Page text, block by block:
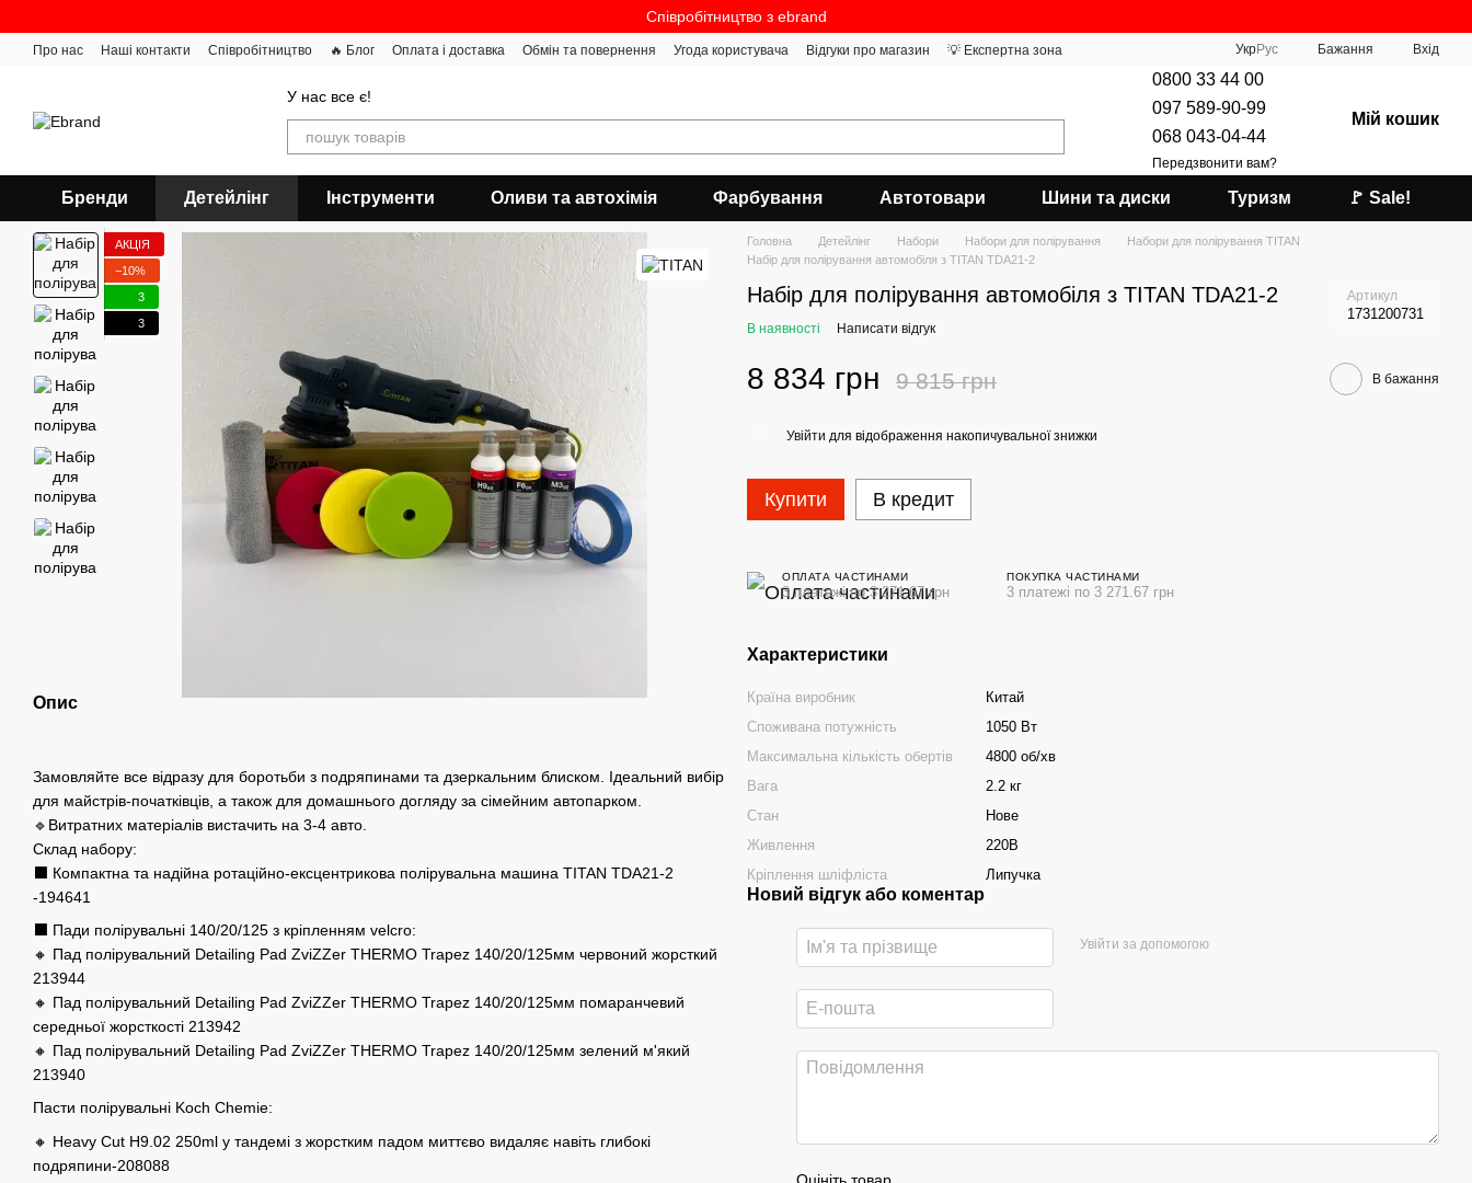
Співробітництво з ebrand
Про нас Наші контакти Співробітництво 🔥 Блог Оплата і доставка Обмін та повернення Угода користувача Відгуки про магазин 💡 Експертна зона УкрРус Бажання Вхід
У нас все є!
0800 33 44 00
097 589-90-99
068 043-04-44
Передзвонити вам?
Мій кошик
Бренди Детейлінг Інструменти Оливи та автохімія Фарбування Автотовари Шини та диски Туризм 🚩 Sale!
АКЦІЯ
−10%
3
3
Опис
Замовляйте все відразу для боротьби з подряпинами та дзеркальним блиском. Ідеальний вибір
для майстрів-початківців, а також для домашнього догляду за сімейним автопарком.
🔹Витратних матеріалів вистачить на 3-4 авто.⠀
Склад набору:
⬛️ Компактна та надійна ротаційно-ексцентрикова полірувальна машина TITAN TDA21-2
-194641
⬛️ Пади полірувальні 140/20/125 з кріпленням velcro:
🔸 Пад полірувальний Detailing Pad ZviZZer THERMO Trapez 140/20/125мм червоний жорсткий
213944
🔸 Пад полірувальний Detailing Pad ZviZZer THERMO Trapez 140/20/125мм помаранчевий
середньої жорсткості 213942
🔸 Пад полірувальний Detailing Pad ZviZZer THERMO Trapez 140/20/125мм зелений м'який
213940
Пасти полірувальні Koch Chemie:
🔸 Heavy Cut H9.02 250ml у тандемі з жорстким падом миттєво видаляє навіть глибокі
подряпини-208088
Головна Детейлінг Набори Набори для полірування
Набори для полірування TITAN
Набір для полірування автомобіля з TITAN TDA21-2
Набір для полірування автомобіля з TITAN TDA21-2 Артикул
1731200731
В наявності Написати відгук
8 834 грн 9 815 грн В бажання
Увійти для відображення накопичувальної знижки
Купити В кредит
ОПЛАТА ЧАСТИНАМИ
3 платежі по 3 271.67 грн
ПОКУПКА ЧАСТИНАМИ
3 платежі по 3 271.67 грн
Характеристики
Країна виробник
Китай
Споживана потужність
1050 Вт
Максимальна кількість обертів
4800 об/хв
Вага
2.2 кг
Стан
Нове
Живлення
220В
Кріплення шліфліста
Липучка
Новий відгук або коментар
Увійти за допомогою